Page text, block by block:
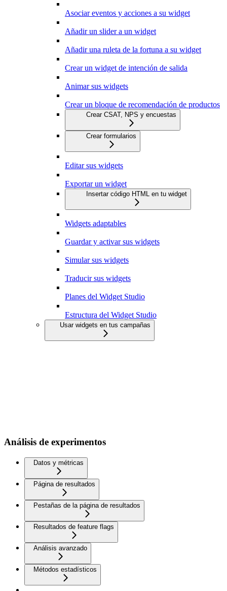
Asociar eventos y acciones a su widget
Añadir un slider a un widget
Añadir una ruleta de la fortuna a su widget
Crear un widget de intención de salida
Animar sus widgets
Crear un bloque de recomendación de productos
Crear CSAT, NPS y encuestas
Crear formularios
Editar sus widgets
Exportar un widget
Insertar código HTML en tu widget
Widgets adaptables
Guardar y activar sus widgets
Simular sus widgets
Traducir sus widgets
Planes del Widget Studio
Estructura del Widget Studio
Usar widgets en tus campañas
Análisis de experimentos
Datos y métricas
Página de resultados
Pestañas de la página de resultados
Resultados de feature flags
Análisis avanzado
Métodos estadísticos